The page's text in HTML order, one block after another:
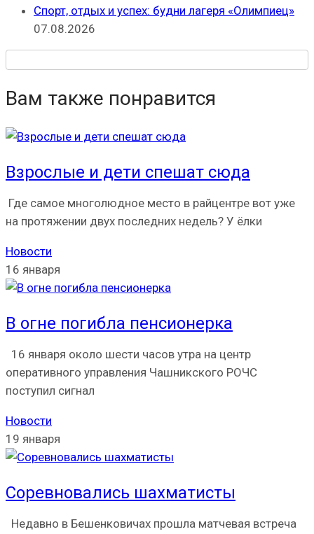
Спорт, отдых и успех: будни лагеря «Олимпиец»
07.08.2026
Вам также понравится
Взрослые и дети спешат сюда
Где самое многолюдное место в райцентре вот уже
на протяжении двух последних недель? У ёлки
Новости
16 января
В огне погибла пенсионерка
16 января около шести часов утра на центр
оперативного управления Чашникского РОЧС
поступил сигнал
Новости
19 января
Соревновались шахматисты
Недавно в Бешенковичах прошла матчевая встреча